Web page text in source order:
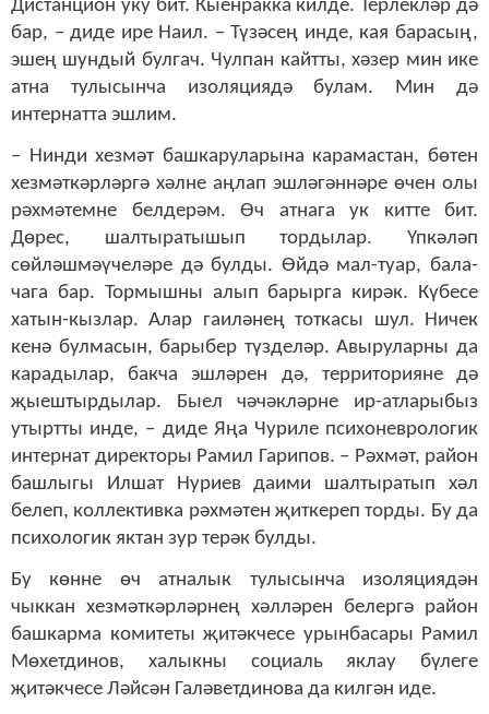
Дистанцион уку бит. Кыенракка килде. Терлекләр дә
бар, – диде ире Наил. – Түзәсең инде, кая барасың,
эшең шундый булгач. Чулпан кайтты, хәзер мин ике
атна тулысынча изоляциядә булам. Мин дә
интернатта эшлим.
– Нинди хезмәт башкаруларына карамастан, бөтен
хезмәткәрләргә хәлне аңлап эшләгәннәре өчен олы
рәхмәтемне белдерәм. Өч атнага ук китте бит.
Дөрес, шалтыратышып тордылар. Үпкәләп
сөйләшмәүчеләре дә булды. Өйдә мал-туар, бала-
чага бар. Тормышны алып барырга кирәк. Күбесе
хатын-кызлар. Алар гаиләнең тоткасы шул. Ничек
кенә булмасын, барыбер түзделәр. Авыруларны да
карадылар, бакча эшләрен дә, территорияне дә
җыештырдылар. Быел чәчәкләрне ир-атларыбыз
утыртты инде, – диде Яңа Чуриле психоневрологик
интернат директоры Рамил Гарипов. – Рәхмәт, район
башлыгы Илшат Нуриев даими шалтыратып хәл
белеп, коллективка рәхмәтен җиткереп торды. Бу да
психологик яктан зур терәк булды.
Бу көнне өч атналык тулысынча изоляциядән
чыккан хезмәткәрләрнең хәлләрен белергә район
башкарма комитеты җитәкчесе урынбасары Рамил
Мөхетдинов, халыкны социаль яклау бүлеге
җитәкчесе Ләйсән Галәветдинова да килгән иде.